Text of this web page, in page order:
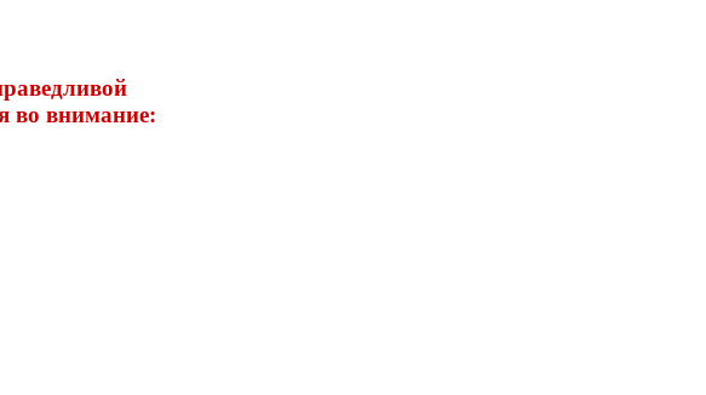
вo вниманиe: